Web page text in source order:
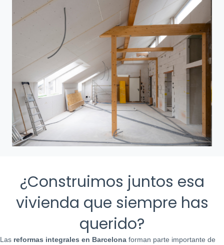
¿Construimos juntos esa
vivienda que siempre has
querido?
Las reformas integrales en Barcelona forman parte importante de